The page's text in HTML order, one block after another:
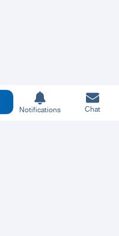
Notifications Chat